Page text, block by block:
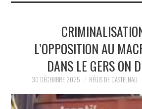
L’OPPOSITION AU
DANS LE GERS ON
30 DÉCEMBRE 2025 RÉGIS DE CASTELNAU